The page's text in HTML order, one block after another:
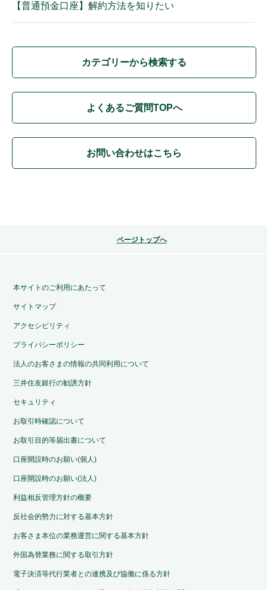
【普通預金口座】解約方法を知りたい
カテゴリーから検索する
よくあるご質問TOPへ
お問い合わせはこちら
ページトップへ
本サイトのご利用にあたって
サイトマップ
アクセシビリティ
プライバシーポリシー
法人のお客さまの情報の共同利用について
三井住友銀行の勧誘方針
セキュリティ
お取引時確認について
お取引目的等届出書について
口座開設時のお願い(個人)
口座開設時のお願い(法人)
利益相反管理方針の概要
反社会的勢力に対する基本方針
お客さま本位の業務運営に関する基本方針
外国為替業務に関する取引方針
電子決済等代行業者との連携及び協働に係る方針